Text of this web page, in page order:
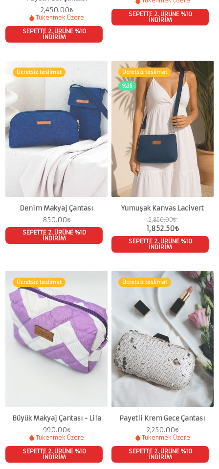
2,450.00₺
Tükenmek Üzere
SEPETTE 2. ÜRÜNE %10
İNDİRİM
SEPETTE 2. ÜRÜNE %10
İNDİRİM
Ücretsiz teslimat
Denim Makyaj Çantası
850.00₺
SEPETTE 2. ÜRÜNE %10
İNDİRİM
Ücretsiz teslimat
%35
Yumuşak Kanvas Lacivert
2,850.00₺
1,852.50₺
SEPETTE 2. ÜRÜNE %10
İNDİRİM
Ücretsiz teslimat
Büyük Makyaj Çantası - Lila
990.00₺
Tükenmek Üzere
SEPETTE 2. ÜRÜNE %10
İNDİRİM
Ücretsiz teslimat
Payetli Krem Gece Çantası
2,250.00₺
Tükenmek Üzere
SEPETTE 2. ÜRÜNE %10
İNDİRİM